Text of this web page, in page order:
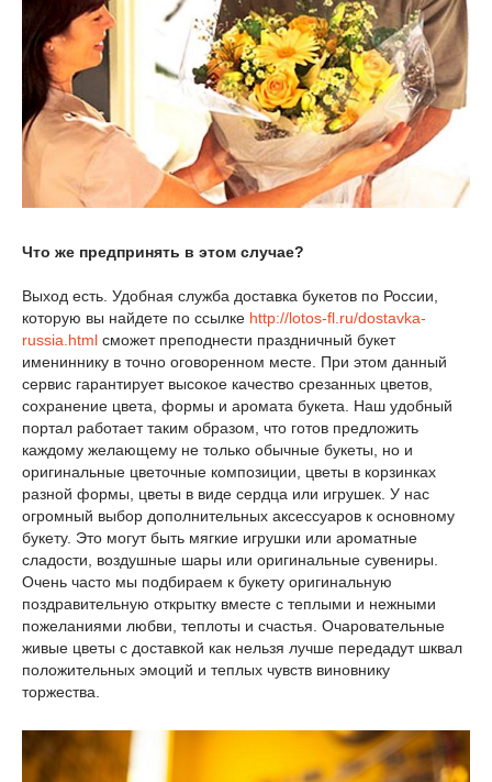
Что же предпринять в этом случае?
Выход есть. Удобная служба доставка букетов по России,
которую вы найдете по ссылке http://lotos-fl.ru/dostavka-
russia.html сможет преподнести праздничный букет
имениннику в точно оговоренном месте. При этом данный
сервис гарантирует высокое качество срезанных цветов,
сохранение цвета, формы и аромата букета. Наш удобный
портал работает таким образом, что готов предложить
каждому желающему не только обычные букеты, но и
оригинальные цветочные композиции, цветы в корзинках
разной формы, цветы в виде сердца или игрушек. У нас
огромный выбор дополнительных аксессуаров к основному
букету. Это могут быть мягкие игрушки или ароматные
сладости, воздушные шары или оригинальные сувениры.
Очень часто мы подбираем к букету оригинальную
поздравительную открытку вместе с теплыми и нежными
пожеланиями любви, теплоты и счастья. Очаровательные
живые цветы с доставкой как нельзя лучше передадут шквал
положительных эмоций и теплых чувств виновнику
торжества.